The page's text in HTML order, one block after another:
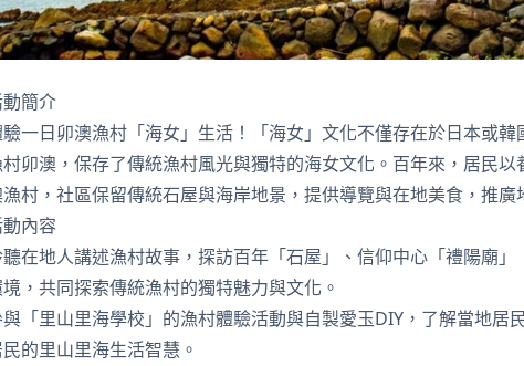
簡介
一日卯澳漁村「海女」生活！「海女」文化不僅存在於日本或
村卯澳，保存了傳統漁村風光與獨特的海女文化。百年來，居民
漁村，社區保留傳統石屋與海岸地景，提供導覽與在地美食，推廣
內容
在地人講述漁村故事，探訪百年「石屋」、信仰中心「禮陽廟
，共同探索傳統漁村的獨特魅力與文化。
與「里山里海學校」的漁村體驗活動與自製愛玉DIY，了解當地居
的里山里海生活智慧。